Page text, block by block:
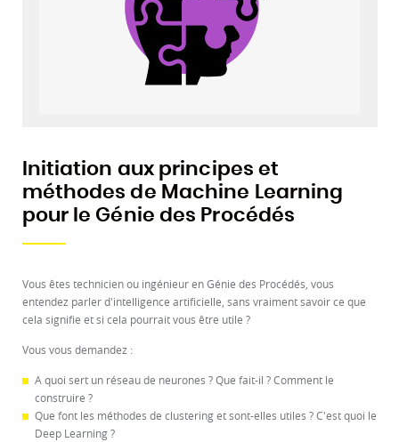
Initiation aux principes et
méthodes de Machine Learning
pour le Génie des Procédés
Vous êtes technicien ou ingénieur en Génie des Procédés, vous
entendez parler d'intelligence artificielle, sans vraiment savoir ce que
cela signifie et si cela pourrait vous être utile ?
Vous vous demandez :
A quoi sert un réseau de neurones ? Que fait-il ? Comment le
construire ?
Que font les méthodes de clustering et sont-elles utiles ? C'est quoi le
Deep Learning ?